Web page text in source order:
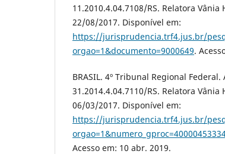
11.2010.4.04.7108/RS. Relatora
22/08/2017. Disponível em:
https://jurisprudencia.trf4.jus.br/
orgao=1&documento=9000649.
BRASIL. 4º Tribunal Regional Federal.
31.2014.4.04.7110/RS. Relatora
06/03/2017. Disponível em:
https://jurisprudencia.trf4.jus.br/
Acesso em: 10 abr. 2019.